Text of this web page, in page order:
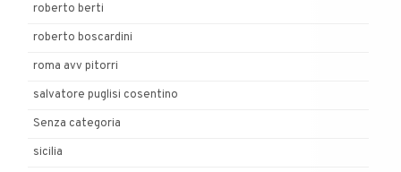
roberto berti
roberto boscardini
roma avv pitorri
salvatore puglisi cosentino
Senza categoria
sicilia